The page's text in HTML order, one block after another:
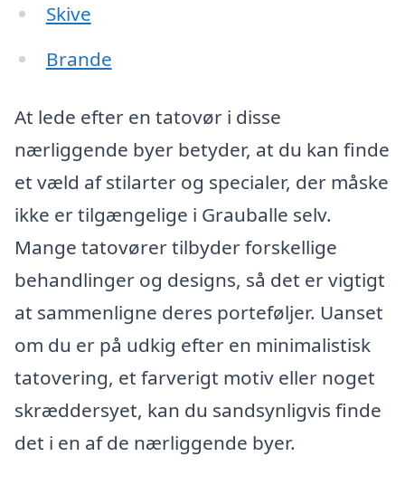
Skive
Brande
At lede efter en tatovør i disse
nærliggende byer betyder, at du kan finde
et væld af stilarter og specialer, der måske
ikke er tilgængelige i Grauballe selv.
Mange tatovører tilbyder forskellige
behandlinger og designs, så det er vigtigt
at sammenligne deres porteføljer. Uanset
om du er på udkig efter en minimalistisk
tatovering, et farverigt motiv eller noget
skræddersyet, kan du sandsynligvis finde
det i en af de nærliggende byer.